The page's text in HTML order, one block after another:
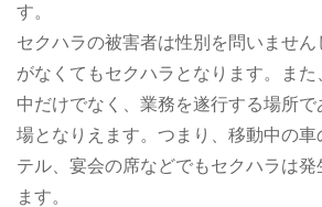
す。
セクハラの被害者は性別を問いませ
がなくてもセクハラとなります。ま
中だけでなく、業務を遂行する場所
場となりえます。つまり、移動中の
テル、宴会の席などでもセクハラは発
ます。